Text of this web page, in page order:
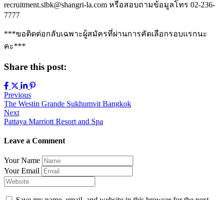
recruitment.slbk@shangri-la.com หรือสอบถามข้อมูลโทร 02-236-
7777
***ขอติดต่อกลับเฉพาะผู้สมัครที่ผ่านการคัดเลือกรอบแรกนะ
คะ***
Share this post:
Previous
The Westin Grande Sukhumvit Bangkok
Next
Pattaya Marriott Resort and Spa
Leave a Comment
Your Name
Your Email